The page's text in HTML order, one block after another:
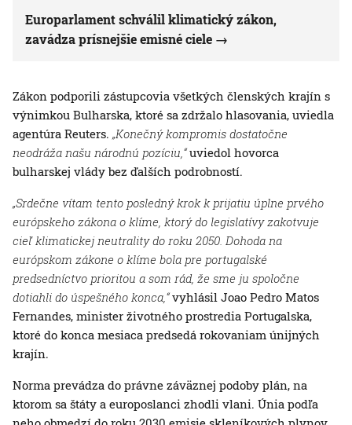
Europarlament schválil klimatický zákon,
zavádza prísnejšie emisné ciele
Zákon podporili zástupcovia všetkých členských krajín s
výnimkou Bulharska, ktoré sa zdržalo hlasovania, uviedla
agentúra Reuters. „Konečný kompromis dostatočne
neodráža našu národnú pozíciu,“uviedol hovorca
bulharskej vlády bez ďalších podrobností.
„Srdečne vítam tento posledný krok k prijatiu úplne prvého
európskeho zákona o klíme, ktorý do legislatívy zakotvuje
cieľ klimatickej neutrality do roku 2050. Dohoda na
európskom zákone o klíme bola pre portugalské
predsedníctvo prioritou a som rád, že sme ju spoločne
dotiahli do úspešného konca,“vyhlásil Joao Pedro Matos
Fernandes, minister životného prostredia Portugalska,
ktoré do konca mesiaca predsedá rokovaniam únijných
krajín.
Norma prevádza do právne záväznej podoby plán, na
ktorom sa štáty a europoslanci zhodli vlani. Únia podľa